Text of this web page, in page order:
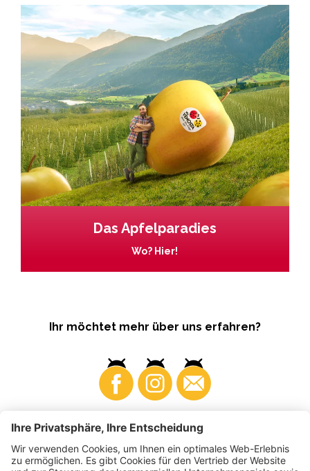
Das Apfelparadies
Wo? Hier!
Ihr möchtet mehr über uns erfahren?
Business Produzenten